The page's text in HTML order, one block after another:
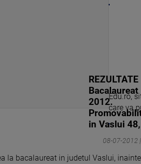
08-07-2012
REZULTATE
Bacalaureat
2012.
in Vaslui
la bacalaureat in judetul Vaslui,
Edu.ro,
care va